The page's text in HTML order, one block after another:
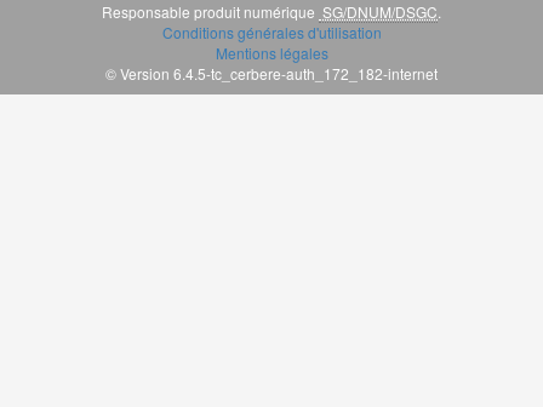
Responsable produit numérique SG/DNUM/DSGC
Conditions générales d'utilisation
Mentions légales
© Version 6.4.5-tc_cerbere-auth_172_182-internet